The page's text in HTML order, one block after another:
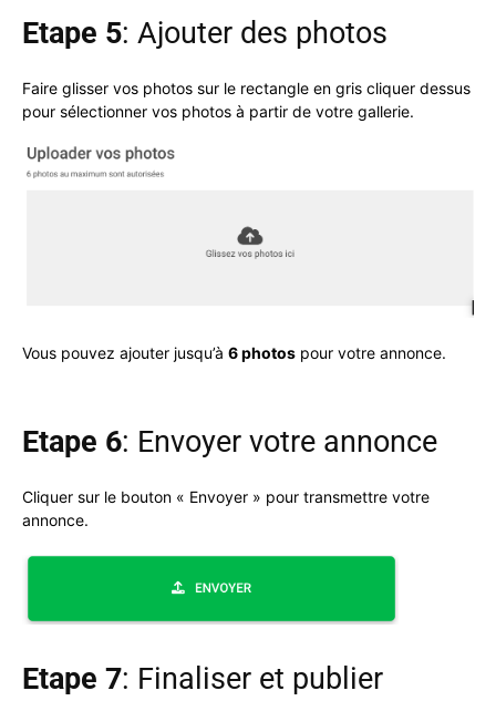
Etape 5: Ajouter des photos
Faire glisser vos photos sur le rectangle en gris cliquer dessus
pour sélectionner vos photos à partir de votre gallerie.
Vous pouvez ajouter jusqu’à 6 photos pour votre annonce.
Etape 6: Envoyer votre annonce
Cliquer sur le bouton « Envoyer » pour transmettre votre
annonce.
Etape 7: Finaliser et publier